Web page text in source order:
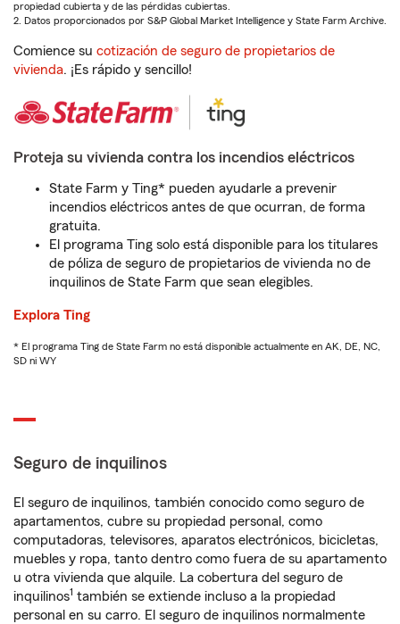
propiedad cubierta y de las pérdidas cubiertas.
2. Datos proporcionados por S&P Global Market Intelligence y State Farm Archive.
Comience su cotización de seguro de propietarios de
vivienda. ¡Es rápido y sencillo!
Proteja su vivienda contra los incendios eléctricos
State Farm y Ting* pueden ayudarle a prevenir
incendios eléctricos antes de que ocurran, de forma
gratuita.
El programa Ting solo está disponible para los titulares
de póliza de seguro de propietarios de vivienda no de
inquilinos de State Farm que sean elegibles.
Explora Ting
* El programa Ting de State Farm no está disponible actualmente en AK, DE, NC,
SD ni WY
Seguro de inquilinos
El seguro de inquilinos, también conocido como seguro de
apartamentos, cubre su propiedad personal, como
computadoras, televisores, aparatos electrónicos, bicicletas,
muebles y ropa, tanto dentro como fuera de su apartamento
u otra vivienda que alquile. La cobertura del seguro de
inquilinos1 también se extiende incluso a la propiedad
personal en su carro. El seguro de inquilinos normalmente